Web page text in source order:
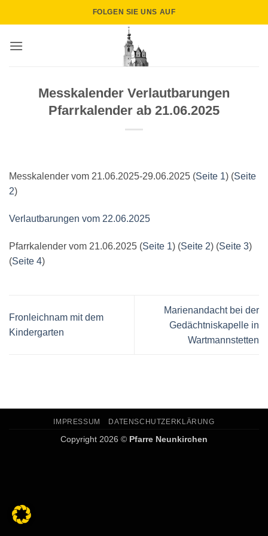
FOLGEN SIE UNS AUF
Messkalender Verlautbarungen
Pfarrkalender ab 21.06.2025
Messkalender vom 21.06.2025-29.06.2025 (Seite 1) (Seite
2)
Verlautbarungen vom 22.06.2025
Pfarrkalender vom 21.06.2025 (Seite 1) (Seite 2) (Seite 3)
(Seite 4)
Fronleichnam mit dem
Kindergarten
Marienandacht bei der
Gedächtniskapelle in
Wartmannstetten
IMPRESSUM DATENSCHUTZERKLÄRUNG
Copyright 2026 © Pfarre Neunkirchen